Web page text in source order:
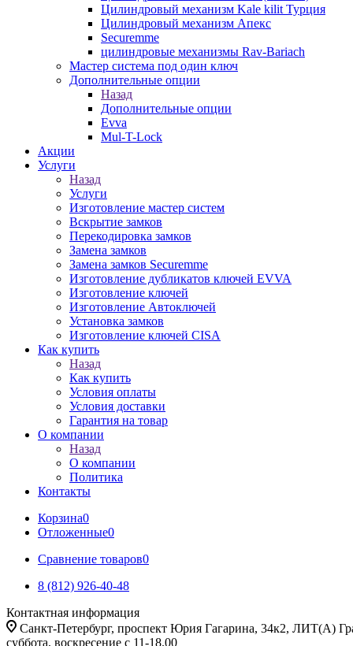
Цилиндровый механизм Kale kilit Турция
Цилиндровый механизм Апекс
Securemme
цилиндровые механизмы Rav-Bariach
Мастер система под один ключ
Дополнительные опции
Назад
Дополнительные опции
Evva
Mul-T-Lock
Акции
Услуги
Назад
Услуги
Изготовление мастер систем
Вскрытие замков
Перекодировка замков
Замена замков
Замена замков Securemme
Изготовление дубликатов ключей EVVA
Изготовление ключей
Изготовление Автоключей
Установка замков
Изготовление ключей CISA
Как купить
Назад
Как купить
Условия оплаты
Условия доставки
Гарантия на товар
О компании
Назад
О компании
Политика
Контакты
Корзина0
Отложенные0
Сравнение товаров0
8 (812) 926-40-48
Контактная информация
Санкт-Петербург, проспект Юрия Гагарина, 34к2, ЛИТ(А)
суббота, воскресение с 11-18.00